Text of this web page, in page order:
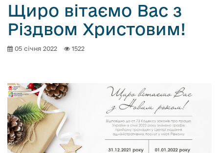
Щиро вітаємо Вас з
Різдвом Христовим!
05 січня 2022 1522